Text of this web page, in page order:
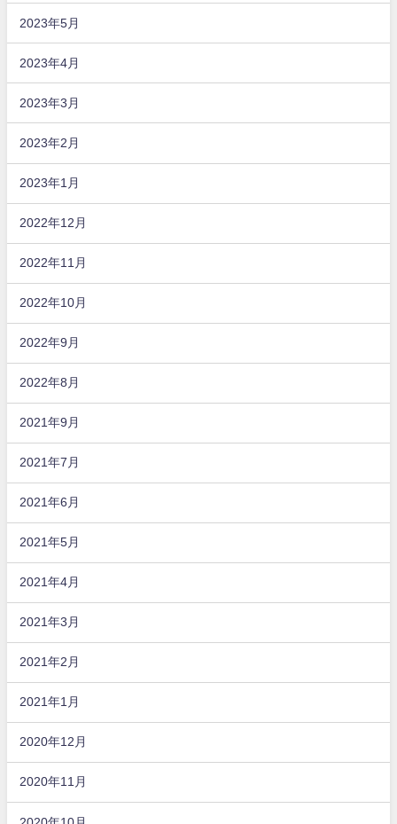
2023年5月
2023年4月
2023年3月
2023年2月
2023年1月
2022年12月
2022年11月
2022年10月
2022年9月
2022年8月
2021年9月
2021年7月
2021年6月
2021年5月
2021年4月
2021年3月
2021年2月
2021年1月
2020年12月
2020年11月